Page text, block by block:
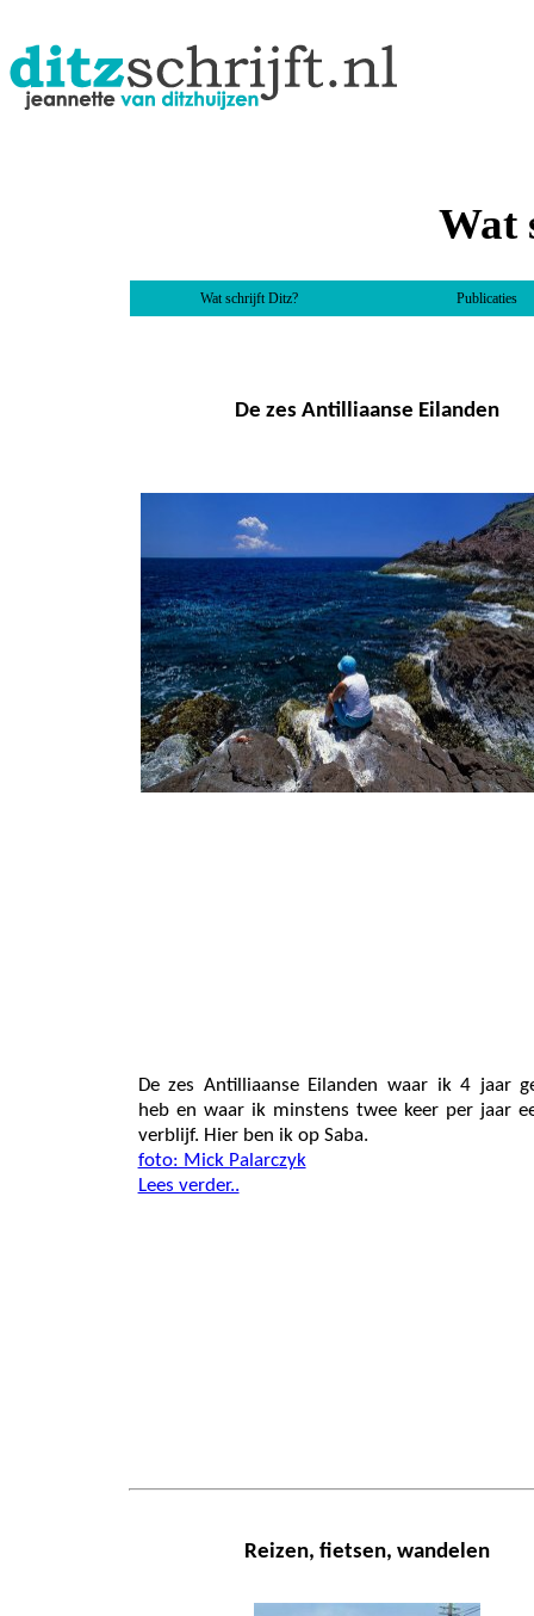
Wat
Wat schrijft Ditz? Publicaties
De zes Antilliaanse Eilanden
De zes Antilliaanse Eilanden waar ik 4 jaar
heb en waar ik minstens twee keer per jaar
verblijf. Hier ben ik op Saba.
foto: Mick Palarczyk
Lees verder..
Reizen, fietsen, wandelen